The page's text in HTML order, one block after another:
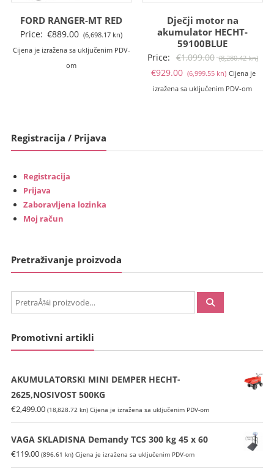
FORD RANGER-MT RED
Price: €889.00 (6,698.17 kn)
Cijena je izražena sa uključenim PDV-
om
Dječji motor na
akumulator HECHT-
59100BLUE
Price: €1,099.00 (8,280.42 kn)
kn).
€929.00 (6,999.55 kn)Trenutna
cijena
kn).
Cijena je
izražena sa uključenim PDV-om
Registracija / Prijava
Registracija
Prijava
Zaboravljena lozinka
Moj račun
Pretraživanje proizvoda
PretraÅ¾i:
Promotivni artikli
AKUMULATORSKI MINI DEMPER HECHT-
2625,NOSIVOST 500KG
€2,499.00 (18,828.72 kn) Cijena je izražena sa uključenim PDV-om
VAGA SKLADISNA Demandy TCS 300 kg 45 x 60
€119.00 (896.61 kn) Cijena je izražena sa uključenim PDV-om